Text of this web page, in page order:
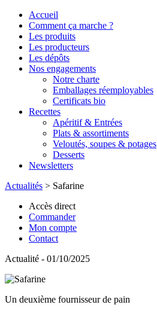
Accueil
Comment ça marche ?
Les produits
Les producteurs
Les dépôts
Nos engagements
Notre charte
Emballages réemployables
Certificats bio
Recettes
Apéritif & Entrées
Plats & assortiments
Veloutés, soupes & potages
Desserts
Newsletters
Actualités > Safarine
Accès direct
Commander
Mon compte
Contact
Actualité - 01/10/2025
Un deuxième fournisseur de pain